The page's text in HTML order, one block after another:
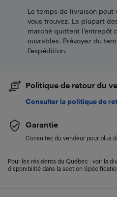
Le temps de livraison peut
vous trouvez. La plupart
marché quittent l’entrepôt
ouvrables. Prévoyez du
l’expédition.
Politique de retour du
Consulter la politique de
Garantie
Consultez du vendeur pour plus
Pour les résidents du Québec : voir la
disponibilité dans la section